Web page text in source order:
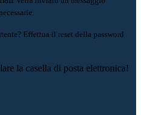
Effettua il reset della password
la casella di posta elettronica!